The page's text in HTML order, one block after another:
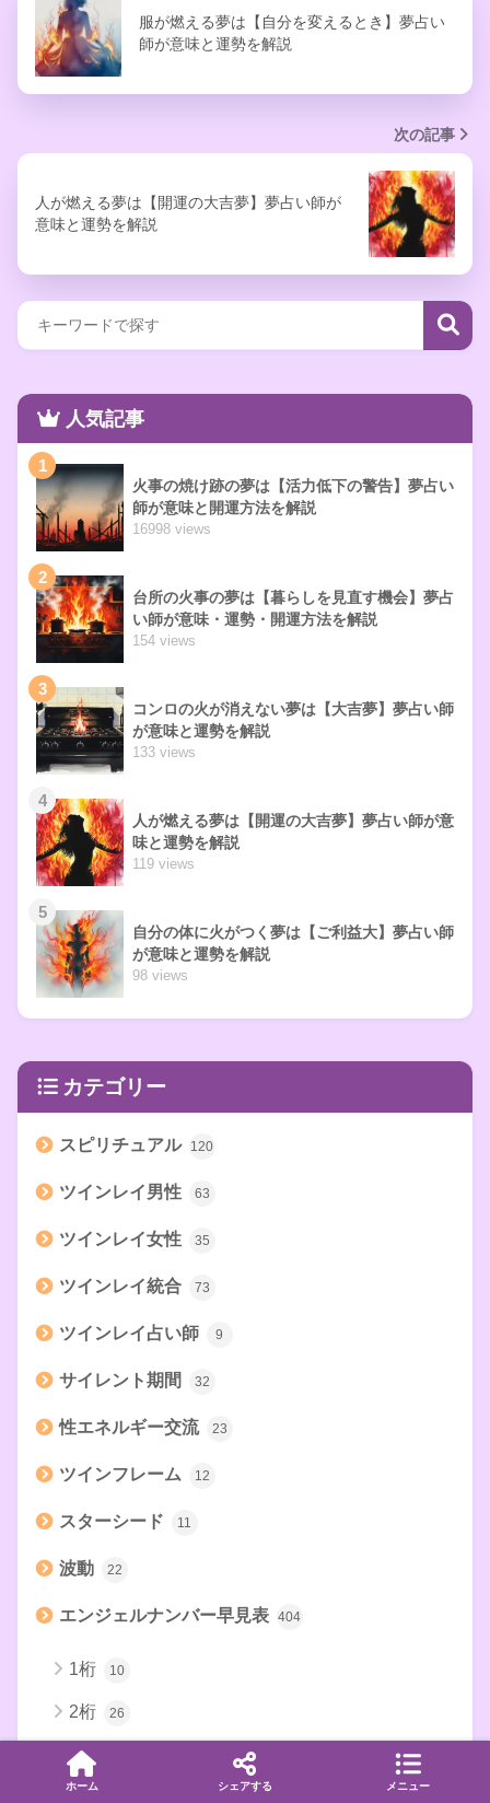
服が燃える夢は【自分を変えるとき】夢占い
師が意味と運勢を解説
次の記事
人が燃える夢は【開運の大吉夢】夢占い師が
意味と運勢を解説
人気記事
1
火事の焼け跡の夢は【活力低下の警告】夢占い
師が意味と開運方法を解説
16998 views
2
台所の火事の夢は【暮らしを見直す機会】夢占
い師が意味・運勢・開運方法を解説
154 views
3
コンロの火が消えない夢は【大吉夢】夢占い師
が意味と運勢を解説
133 views
4
人が燃える夢は【開運の大吉夢】夢占い師が意
味と運勢を解説
119 views
5
自分の体に火がつく夢は【ご利益大】夢占い師
が意味と運勢を解説
98 views
カテゴリー
スピリチュアル 120
ツインレイ男性 63
ツインレイ女性 35
ツインレイ統合 73
ツインレイ占い師 9
サイレント期間 32
性エネルギー交流 23
ツインフレーム 12
スターシード 11
波動 22
エンジェルナンバー早見表 404
1桁 10
2桁 26
3桁
1000〜
ホーム シェアする メニュー